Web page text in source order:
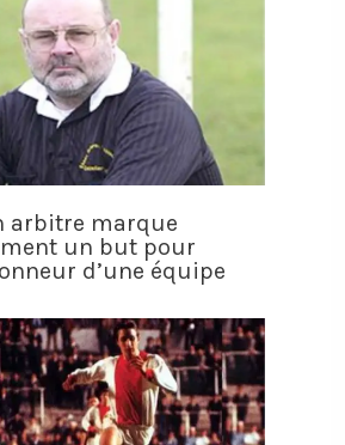
arbitre marque
un but pour
d’une équipe